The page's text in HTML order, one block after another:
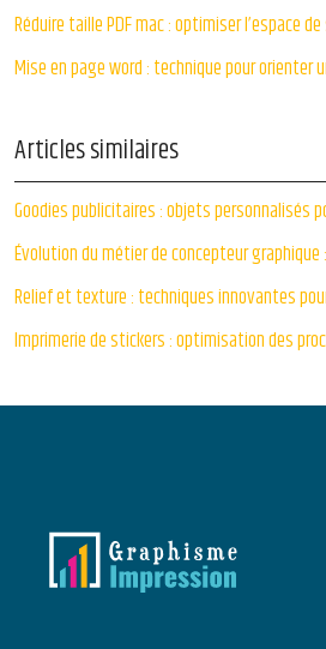
Réduire taille PDF mac : optimiser l’espace
Mise en page word : technique pour orienter
Articles similaires
Goodies publicitaires : objets personnalisés
Évolution du métier de concepteur
Relief et texture : techniques innovantes
Imprimerie de stickers : optimisation des